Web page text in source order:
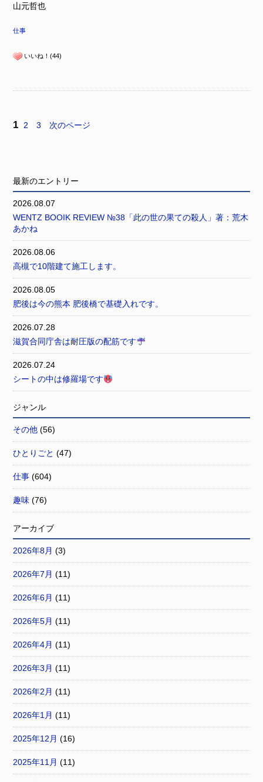
山元哲也
仕事
いいね！(44)
1 2 3 次のページ
最新のエントリー
2026.08.07
WENTZ BOOIK REVIEW №38「此の世の果ての殺人」著：荒木
あかね
2026.08.06
高槻で10階建て施工します。
2026.08.05
肥後は今の熊本 肥後橋で基礎入れです。
2026.07.28
滋賀合同庁舎は耐圧版の配筋です
2026.07.24
シートの中は修羅場です
ジャンル
その他 (56)
ひとりごと (47)
仕事 (604)
趣味 (76)
アーカイブ
2026年8月 (3)
2026年7月 (11)
2026年6月 (11)
2026年5月 (11)
2026年4月 (11)
2026年3月 (11)
2026年2月 (11)
2026年1月 (11)
2025年12月 (16)
2025年11月 (11)